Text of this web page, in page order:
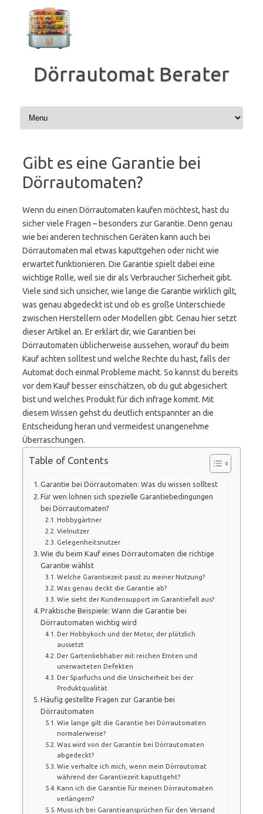
Inhalt
springen
Dörrautomat Berater
Gibt es eine Garantie bei
Dörrautomaten?
Wenn du einen Dörrautomaten kaufen möchtest, hast du
sicher viele Fragen – besonders zur Garantie. Denn genau
wie bei anderen technischen Geräten kann auch bei
Dörrautomaten mal etwas kaputtgehen oder nicht wie
erwartet funktionieren. Die Garantie spielt dabei eine
wichtige Rolle, weil sie dir als Verbraucher Sicherheit gibt.
Viele sind sich unsicher, wie lange die Garantie wirklich gilt,
was genau abgedeckt ist und ob es große Unterschiede
zwischen Herstellern oder Modellen gibt. Genau hier setzt
dieser Artikel an. Er erklärt dir, wie Garantien bei
Dörrautomaten üblicherweise aussehen, worauf du beim
Kauf achten solltest und welche Rechte du hast, falls der
Automat doch einmal Probleme macht. So kannst du bereits
vor dem Kauf besser einschätzen, ob du gut abgesichert
bist und welches Produkt für dich infrage kommt. Mit
diesem Wissen gehst du deutlich entspannter an die
Entscheidung heran und vermeidest unangenehme
Überraschungen.
Table of Contents
Garantie bei Dörrautomaten: Was du wissen solltest
Für wen lohnen sich spezielle Garantiebedingungen
bei Dörrautomaten?
Hobbygärtner
Vielnutzer
Gelegenheitsnutzer
Wie du beim Kauf eines Dörrautomaten die richtige
Garantie wählst
Welche Garantiezeit passt zu meiner Nutzung?
Was genau deckt die Garantie ab?
Wie sieht der Kundensupport im Garantiefall aus?
Praktische Beispiele: Wann die Garantie bei
Dörrautomaten wichtig wird
Der Hobbykoch und der Motor, der plötzlich
aussetzt
Der Gartenliebhaber mit reichen Ernten und
unerwarteten Defekten
Der Sparfuchs und die Unsicherheit bei der
Produktqualität
Häufig gestellte Fragen zur Garantie bei
Dörrautomaten
Wie lange gilt die Garantie bei Dörrautomaten
normalerweise?
Was wird von der Garantie bei Dörrautomaten
abgedeckt?
Wie verhalte ich mich, wenn mein Dörrautomat
während der Garantiezeit kaputtgeht?
Kann ich die Garantie für meinen Dörrautomaten
verlängern?
Muss ich bei Garantieansprüchen für den Versand